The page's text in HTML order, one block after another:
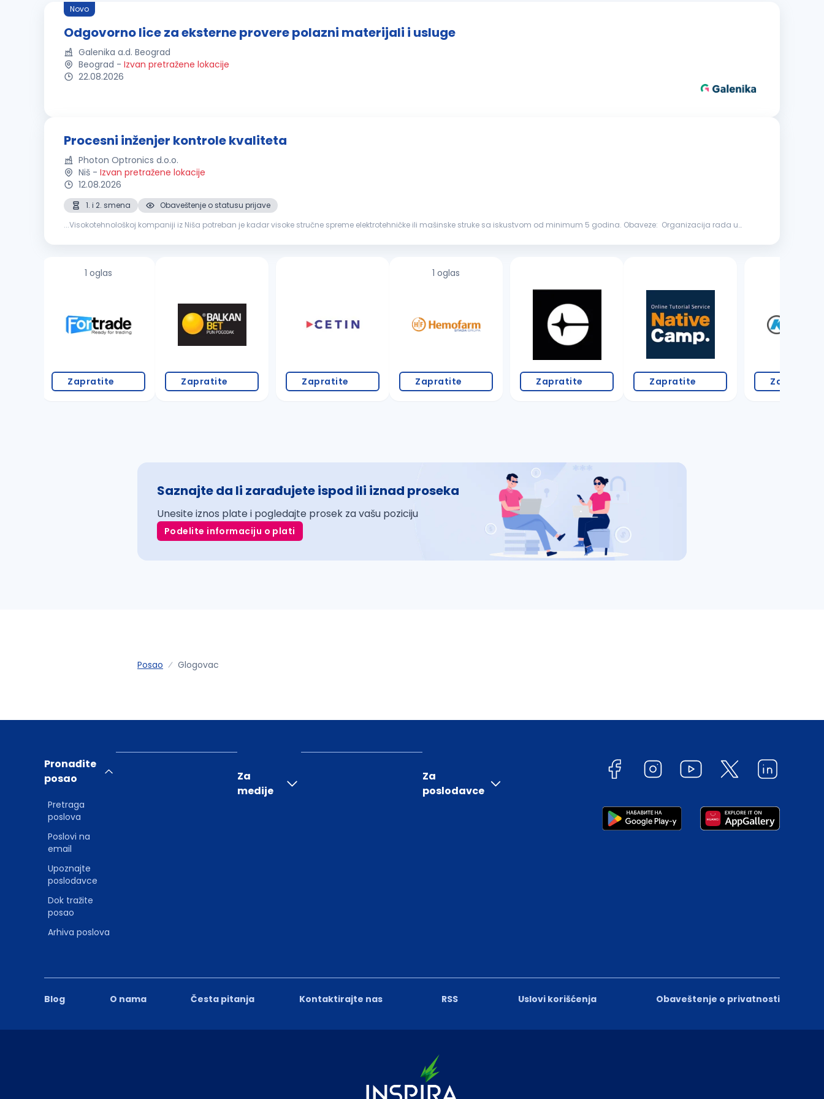
Novo
Odgovorno lice za eksterne provere polazni materijali i usluge
Galenika a.d. Beograd
Beograd - Izvan pretražene lokacije
22.08.2026
Procesni inženjer kontrole kvaliteta
Photon Optronics d.o.o.
Niš - Izvan pretražene lokacije
12.08.2026
1. i 2. smena
Obaveštenje o statusu prijave
...Visokotehnološkoj kompaniji iz Niša potreban je kadar visoke stručne spreme elektrotehničke ili mašinske struke sa iskustvom od minimum 5 godina. Obaveze: Organizacija rada u
1 oglas
Zapratite Zapratite Zapratite
1 oglas
Zapratite Zapratite Zapratite Zapratite
Saznajte da li zarađujete ispod ili iznad proseka
Unesite iznos plate i pogledajte prosek za vašu poziciju
Podelite informaciju o plati
Posao Glogovac
Blog O nama Česta pitanja Kontaktirajte nas RSS Uslovi korišćenja Obaveštenje o privatnosti
Pronađite
posao
Pretraga
poslova
Poslovi na
email
Upoznajte
poslodavce
Dok tražite
posao
Arhiva poslova
Za
medije
Za
poslodavce